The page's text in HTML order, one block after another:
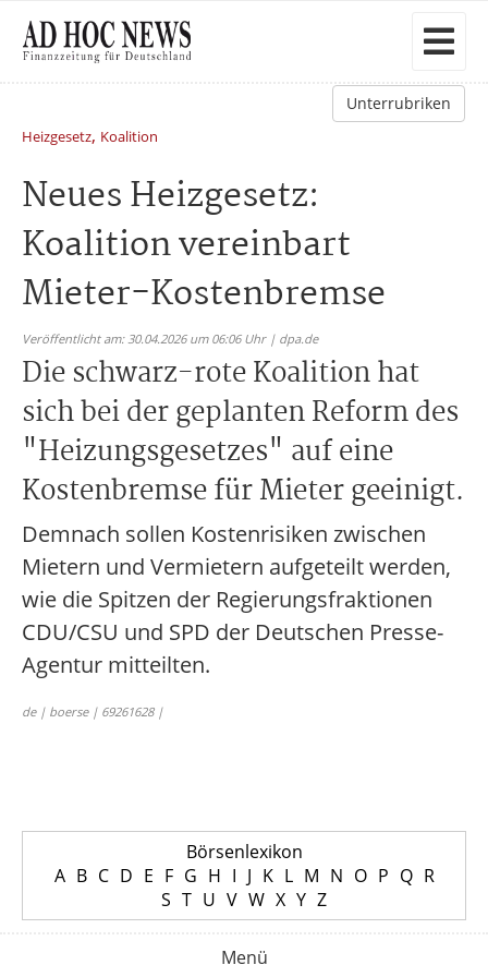
Unterrubriken
Heizgesetz, Koalition
Neues Heizgesetz:
Koalition vereinbart
Mieter-Kostenbremse
Veröffentlicht am: 30.04.2026 um 06:06 Uhr | dpa.de
Die schwarz-rote Koalition hat
sich bei der geplanten Reform des
"Heizungsgesetzes" auf eine
Kostenbremse für Mieter geeinigt.
Demnach sollen Kostenrisiken zwischen
Mietern und Vermietern aufgeteilt werden,
wie die Spitzen der Regierungsfraktionen
CDU/CSU und SPD der Deutschen Presse-
Agentur mitteilten.
de | boerse | 69261628 |
Börsenlexikon
A B C D E F G H I J K L M N O P Q R
S T U V W X Y Z
Menü